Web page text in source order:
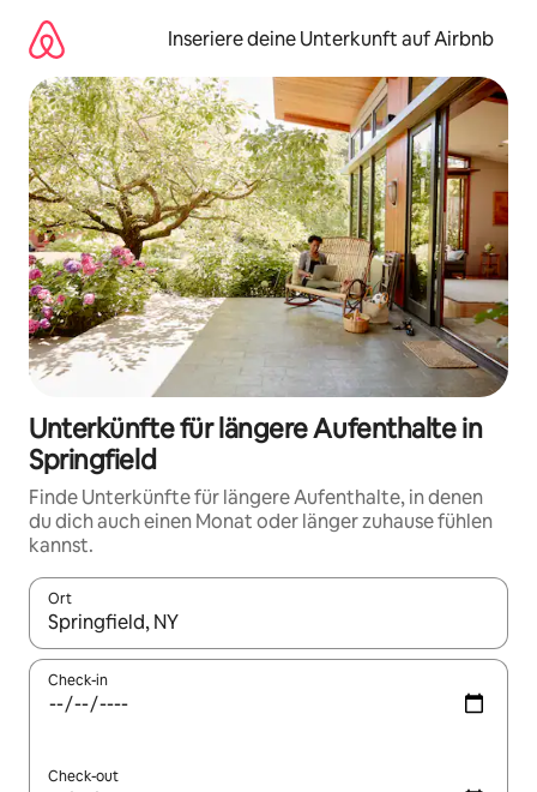
Inhalten
springen
Inseriere deine Unterkunft auf Airbnb
Unterkünfte für längere Aufenthalte in
Springfield
Finde Unterkünfte für längere Aufenthalte, in denen
du dich auch einen Monat oder länger zuhause fühlen
kannst.
Ort
Wenn Ergebnisse verfügbar sind, navigiere mit den
Check-in
Check-out